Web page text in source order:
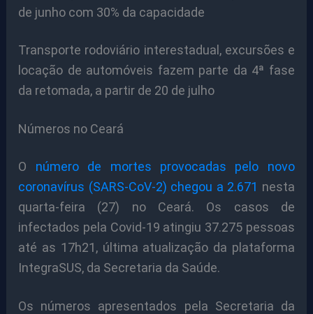
de junho com 30% da capacidade
Transporte rodoviário interestadual, excursões e
locação de automóveis fazem parte da 4ª fase
da retomada, a partir de 20 de julho
Números no Ceará
O número de mortes provocadas pelo novo
coronavírus (SARS-CoV-2) chegou a 2.671 nesta
quarta-feira (27) no Ceará. Os casos de
infectados pela Covid-19 atingiu 37.275 pessoas
até as 17h21, última atualização da plataforma
IntegraSUS, da Secretaria da Saúde.
Os números apresentados pela Secretaria da